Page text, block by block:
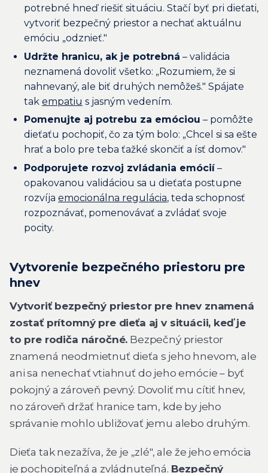
potrebné hneď riešiť situáciu. Stačí byť pri dieťati,
vytvoriť bezpečný priestor a nechať aktuálnu
emóciu „odznieť."
Udržte hranicu, ak je potrebná – validácia
neznamená dovoliť všetko: „Rozumiem, že si
nahnevaný, ale biť druhých nemôžeš." Spájate
tak empatiu s jasným vedením.
Pomenujte aj potrebu za emóciou – pomôžte
dieťaťu pochopiť, čo za tým bolo: „Chcel si sa ešte
hrať a bolo pre teba ťažké skončiť a ísť domov."
Podporujete rozvoj zvládania emócií–
opakovanou validáciou sa u dieťaťa postupne
rozvíja emocionálna regulácia, teda schopnosť
rozpoznávať, pomenovávať a zvládať svoje
pocity.
Vytvorenie bezpečného priestoru pre
hnev
Vytvoriť bezpečný priestor pre hnev znamená
zostať prítomný pre dieťa aj v situácii, keď je
to pre rodiča náročné. Bezpečný priestor
znamená neodmietnuť dieťa s jeho hnevom, ale
ani sa nenechať vtiahnuť do jeho emócie – byť
pokojný a zároveň pevný. Dovoliť mu cítiť hnev,
no zároveň držať hranice tam, kde by jeho
správanie mohlo ubližovať jemu alebo druhým.
Dieťa tak nezažíva, že je „zlé", ale že jeho emócia
je pochopiteľná a zvládnuteľná. Bezpečný